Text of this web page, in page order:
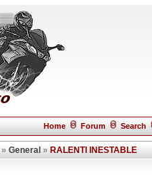
Home Forum Search
» General » RALENTI INESTABLE